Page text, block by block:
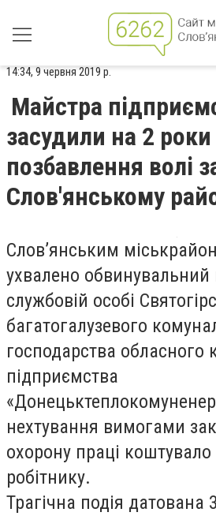
14:34, 9 червня 2019 р.
Майстра
засудили на 2 роки
позбавлення волі
Слов'янському
Слов’янським
ухвалено обвинувальний
службовій особі
багатогалузевого
господарства обласного
підприємства
нехтування вимогами
охорону праці
робітнику.
Трагічна подія датована